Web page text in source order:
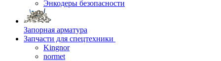
Энкодеры безопасности
Запорная арматура
Запчасти для спецтехники
Kingnor
normet